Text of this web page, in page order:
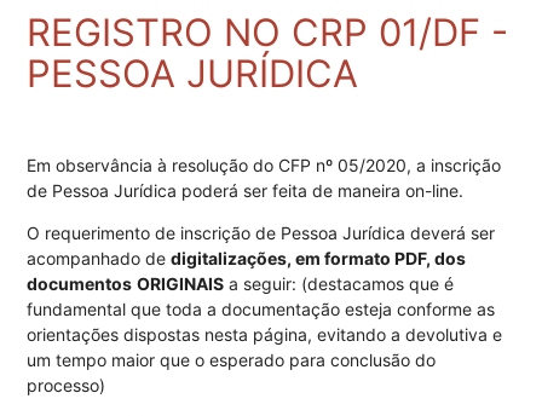
REGISTRO NO CRP 01/DF -
PESSOA JURÍDICA
Em observância à resolução do CFP nº 05/2020, a inscrição
de Pessoa Jurídica poderá ser feita de maneira on-line.
O requerimento de inscrição de Pessoa Jurídica deverá ser
acompanhado dedigitalizações, em formato PDF, dos
documentos ORIGINAIS a seguir: (destacamos que é
fundamental que toda a documentação esteja conforme as
orientações dispostas nesta página, evitando a devolutiva e
um tempo maior que o esperado para conclusão do
processo)